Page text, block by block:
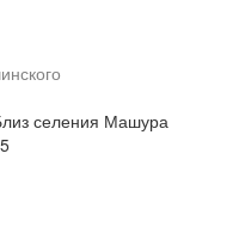
селения Машура